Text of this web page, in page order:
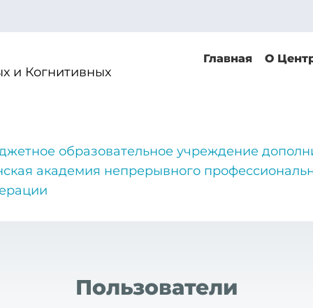
и Когнитивных
Главная О
образовательное учреждение
академия непрерывного
Пользователи